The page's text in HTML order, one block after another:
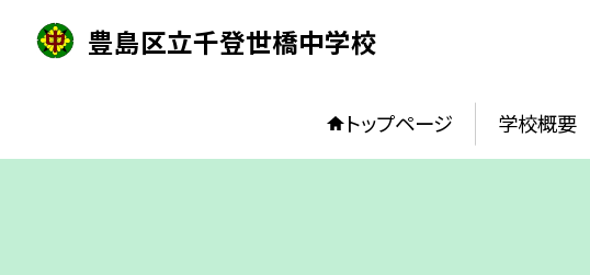
豊島区立千登世橋中学校
トップページ 学校概要